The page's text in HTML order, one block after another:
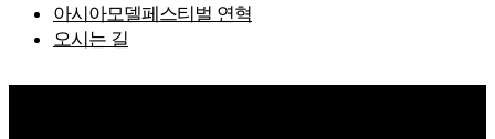
아시아모델페스티벌 연혁
오시는 길